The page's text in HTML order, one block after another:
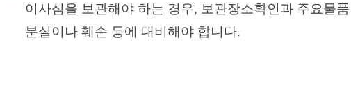
이사심을 보관해야 하는 경우, 보관장소확인과 주요물품
분실이나 훼손 등에 대비해야 합니다.